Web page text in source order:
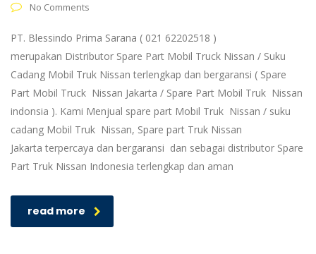
No Comments
PT. Blessindo Prima Sarana ( 021 62202518 )
merupakan Distributor Spare Part Mobil Truck Nissan / Suku
Cadang Mobil Truk Nissan terlengkap dan bergaransi ( Spare
Part Mobil Truck Nissan Jakarta / Spare Part Mobil Truk Nissan
indonsia ). Kami Menjual spare part Mobil Truk Nissan / suku
cadang Mobil Truk Nissan, Spare part Truk Nissan
Jakarta terpercaya dan bergaransi dan sebagai distributor Spare
Part Truk Nissan Indonesia terlengkap dan aman
read more